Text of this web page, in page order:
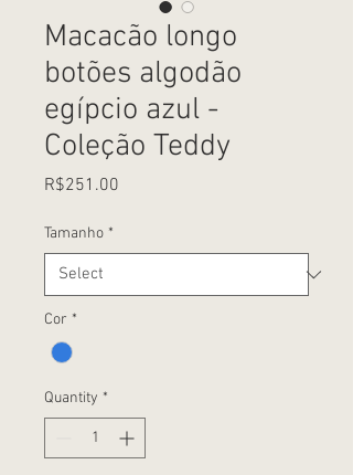
Macacão longo
botões algodão
egípcio azul -
Coleção Teddy
R$251.00
Tamanho *
Cor *
Quantity *